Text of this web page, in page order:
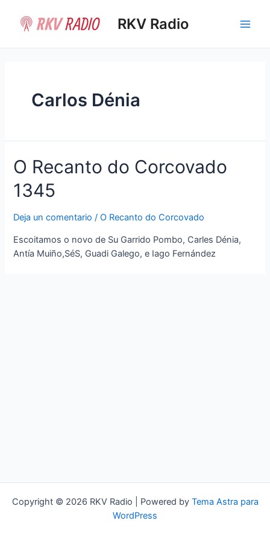
contenido
RKV Radio
Carlos Dénia
O Recanto do Corcovado
1345
Deja un comentario /O Recanto do Corcovado
Escoitamos o novo de Su Garrido Pombo, Carles Dénia,
Antía Muiño,SéS, Guadi Galego, e Iago Fernández
Copyright © 2026 RKV Radio | Powered by Tema Astra para
WordPress